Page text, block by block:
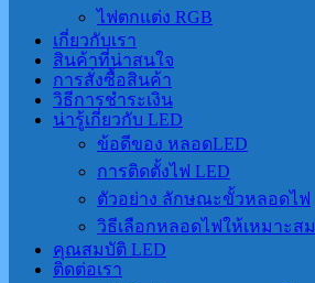
ไฟตกแต่ง RGB
เกี่ยวกับเรา
สินค้าที่น่าสนใจ
การสั่งซื้อสินค้า
วิธีการชำระเงิน
น่ารู้เกี่ยวกับ LED
ข้อดีของ หลอดLED
การติดตั้งไฟ LED
ตัวอย่าง ลักษณะขั้วหลอดไฟ
วิธีเลือกหลอดไฟให้เหมาะสม
คุณสมบัติ LED
ติดต่อเรา